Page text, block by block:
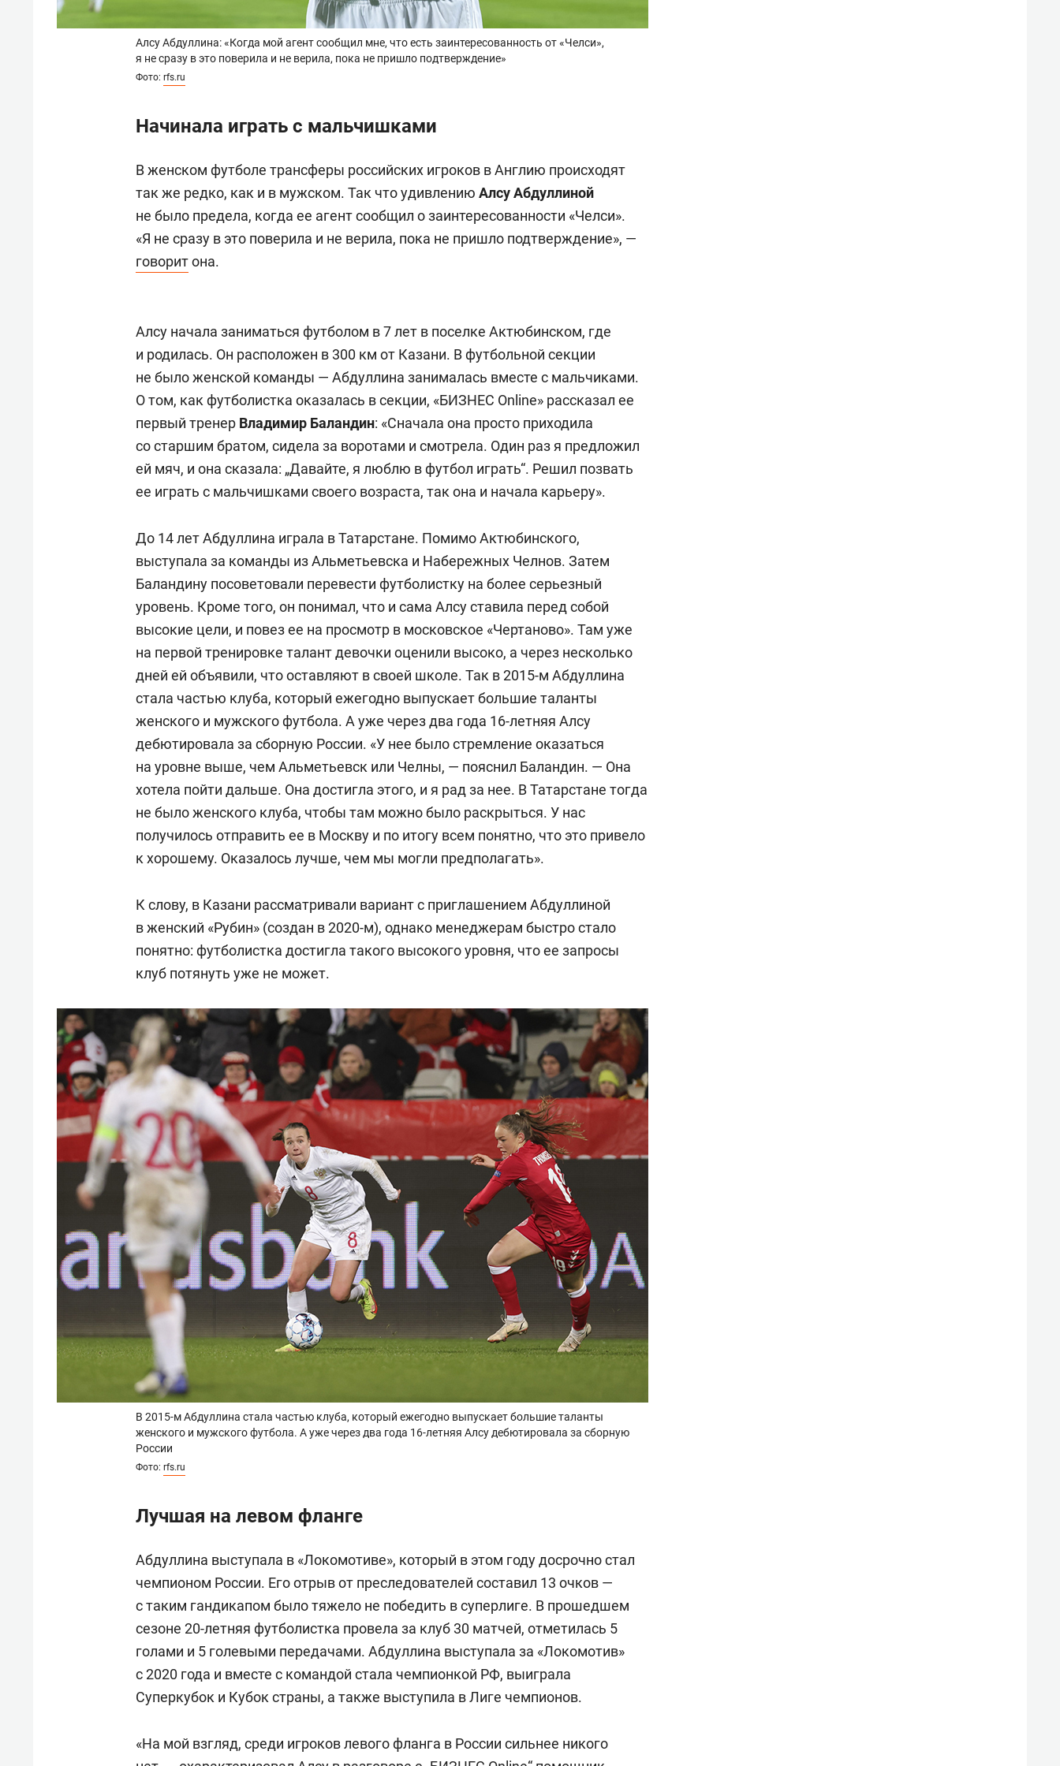
Алсу Абдуллина: «Когда мой агент сообщил мне, что есть заинтересованность от «Челси»,
я не сразу в это поверила и не верила, пока не пришло подтверждение»
Фото: rfs.ru
Начинала играть с мальчишками
В женском футболе трансферы российских игроков в Англию происходят
так же редко, как и в мужском. Так что удивлению Алсу Абдуллиной
не было предела, когда ее агент сообщил о заинтересованности «Челси».
«Я не сразу в это поверила и не верила, пока не пришло подтверждение», —
говоритона.
Алсу начала заниматься футболом в 7 лет в поселке Актюбинском, где
и родилась. Он расположен в 300 км от Казани. В футбольной секции
не было женской команды — Абдуллина занималась вместе с мальчиками.
О том, как футболистка оказалась в секции, «БИЗНЕС Online» рассказал ее
первый тренер Владимир Баландин: «Сначала она просто приходила
со старшим братом, сидела за воротами и смотрела. Один раз я предложил
ей мяч, и она сказала: „Давайте, я люблю в футбол играть“. Решил позвать
ее играть с мальчишками своего возраста, так она и начала карьеру».
До 14 лет Абдуллина играла в Татарстане. Помимо Актюбинского,
выступала за команды из Альметьевска и Набережных Челнов. Затем
Баландину посоветовали перевести футболистку на более серьезный
уровень. Кроме того, он понимал, что и сама Алсу ставила перед собой
высокие цели, и повез ее на просмотр в московское «Чертаново». Там уже
на первой тренировке талант девочки оценили высоко, а через несколько
дней ей объявили, что оставляют в своей школе. Так в 2015-м Абдуллина
стала частью клуба, который ежегодно выпускает большие таланты
женского и мужского футбола. А уже через два года 16-летняя Алсу
дебютировала за сборную России. «У нее было стремление оказаться
на уровне выше, чем Альметьевск или Челны, — пояснил Баландин. — Она
хотела пойти дальше. Она достигла этого, и я рад за нее. В Татарстане тогда
не было женского клуба, чтобы там можно было раскрыться. У нас
получилось отправить ее в Москву и по итогу всем понятно, что это привело
к хорошему. Оказалось лучше, чем мы могли предполагать».
К слову, в Казани рассматривали вариант с приглашением Абдуллиной
в женский «Рубин» (создан в 2020-м), однако менеджерам быстро стало
понятно: футболистка достигла такого высокого уровня, что ее запросы
клуб потянуть уже не может.
В 2015-м Абдуллина стала частью клуба, который ежегодно выпускает большие таланты
женского и мужского футбола. А уже через два года 16-летняя Алсу дебютировала за сборную
России
Фото: rfs.ru
Лучшая на левом фланге
Абдуллина выступала в «Локомотиве», который в этом году досрочно стал
чемпионом России. Его отрыв от преследователей составил 13 очков —
с таким гандикапом было тяжело не победить в суперлиге. В прошедшем
сезоне 20-летняя футболистка провела за клуб 30 матчей, отметилась 5
голами и 5 голевыми передачами. Абдуллина выступала за «Локомотив»
с 2020 года и вместе с командой стала чемпионкой РФ, выиграла
Суперкубок и Кубок страны, а также выступила в Лиге чемпионов.
«На мой взгляд, среди игроков левого фланга в России сильнее никого